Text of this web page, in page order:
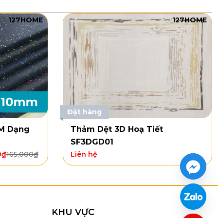
dệt Geo SF3D01
Polyester Shrink Yarn, mang lại sự bền bỉ, chống
dụng dung dịch vệ sinh thảm đã được tặng kèm,
thảm
127HOME
Dạng
165,000₫
₫
127HOME
Đặt hàng
Thảm Dệt 3D Hoạ Tiết
SF3DGD01
Liên hệ
KHU VỰC